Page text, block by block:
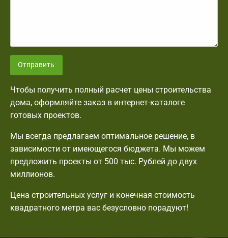
Отправить
Чтобы получить полный расчет цены строительства
дома, оформляйте заказ в интернет-каталоге
готовых проектов.
Мы всегда предлагаем оптимальное решение, в
зависимости от имеющегося бюджета. Мы можем
предложить проекты от 500 тыс. Рублей до двух
миллионов.
Цена строительных услуг и конечная стоимость
квадратного метра вас безусловно порадуют!